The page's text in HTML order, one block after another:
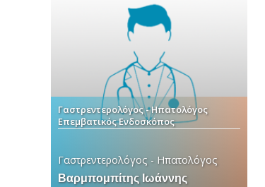
Γαστρεντερολόγος - Ηπατολόγος
Επεμβατικός Ενδοσκόπος
Γαστρεντερολόγος - Ηπατολόγος
Βαρμπομπίτης Ιωάννης